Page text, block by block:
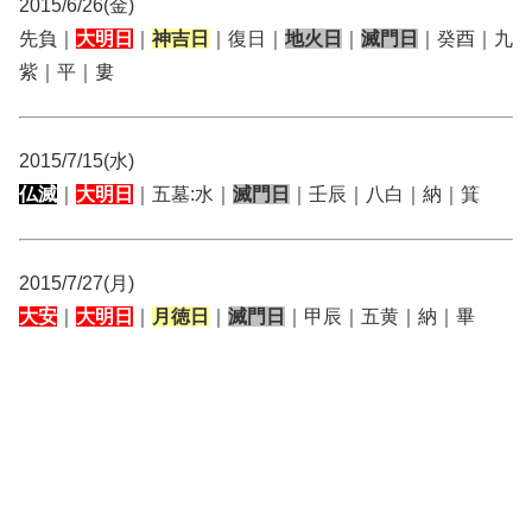
2015/6/26(金)
先負｜ 大明日 神吉日 ｜復日｜ 地火日 滅門日
｜癸酉｜九
紫｜平｜婁
2015/7/15(水)
仏滅
大明日 ｜五墓:水｜ 滅門日 ｜壬辰｜八白｜納｜箕
2015/7/27(月)
大安
大明日 月徳日 滅門日 ｜甲辰｜五黄｜納｜畢